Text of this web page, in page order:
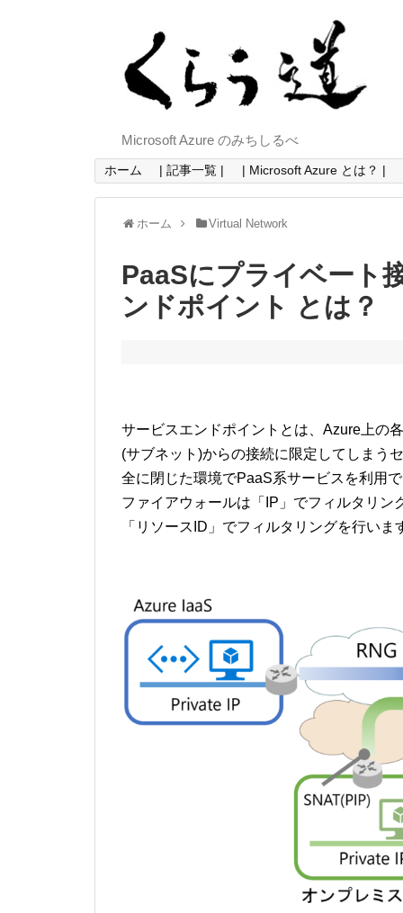
Microsoft Azure のみちしるべ
ホーム | 記事一覧 | | Microsoft Azure とは？ |
ホーム Virtual Network
PaaSにプライベート
ンドポイント とは？
サービスエンドポイントとは、Azure上の
(サブネット)からの接続に限定してしまう
全に閉じた環境でPaaS系サービスを利用
ファイアウォールは「IP」でフィルタリ
「リソースID」でフィルタリングを行いま